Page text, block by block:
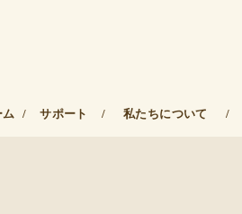
ム / サポート / 私たちについて /